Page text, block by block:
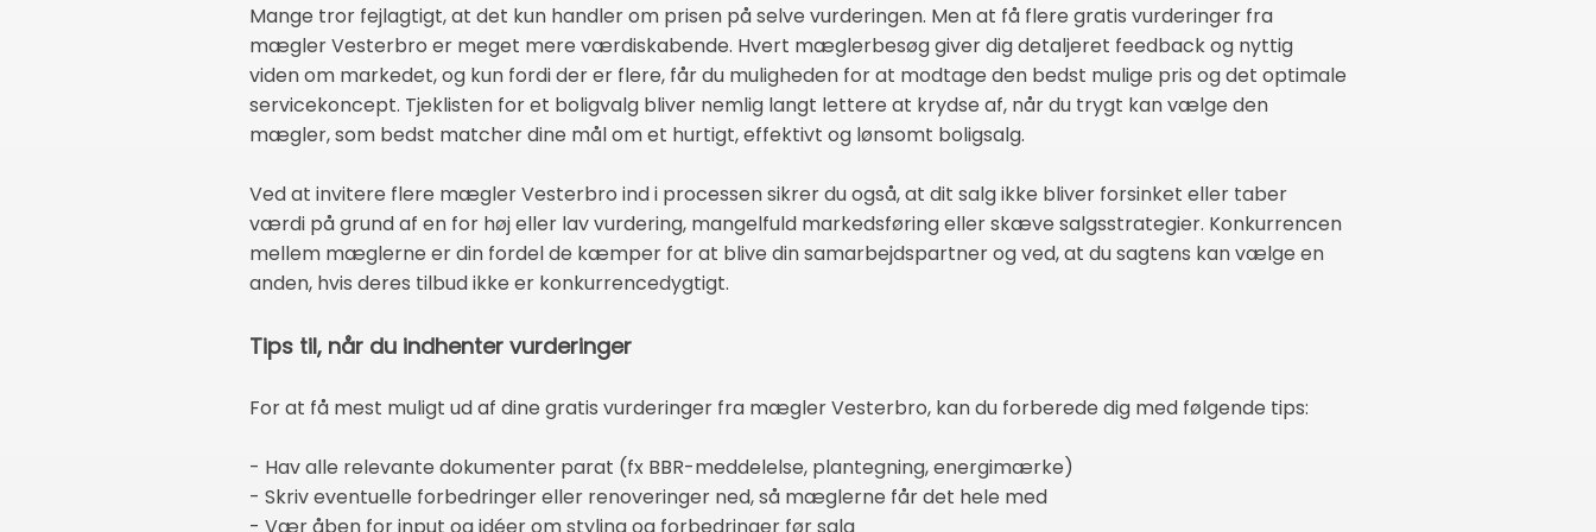
Mange tror fejlagtigt, at det kun handler om prisen på selve vurderingen. Men at få flere gratis vurderinger fra
mægler Vesterbro er meget mere værdiskabende. Hvert mæglerbesøg giver dig detaljeret feedback og nyttig
viden om markedet, og kun fordi der er flere, får du muligheden for at modtage den bedst mulige pris og det optimale
servicekoncept. Tjeklisten for et boligvalg bliver nemlig langt lettere at krydse af, når du trygt kan vælge den
mægler, som bedst matcher dine mål om et hurtigt, effektivt og lønsomt boligsalg.
Ved at invitere flere mægler Vesterbro ind i processen sikrer du også, at dit salg ikke bliver forsinket eller taber
værdi på grund af en for høj eller lav vurdering, mangelfuld markedsføring eller skæve salgsstrategier. Konkurrencen
mellem mæglerne er din fordel de kæmper for at blive din samarbejdspartner og ved, at du sagtens kan vælge en
anden, hvis deres tilbud ikke er konkurrencedygtigt.
Tips til, når du indhenter vurderinger
For at få mest muligt ud af dine gratis vurderinger fra mægler Vesterbro, kan du forberede dig med følgende tips:
- Hav alle relevante dokumenter parat (fx BBR-meddelelse, plantegning, energimærke)
- Skriv eventuelle forbedringer eller renoveringer ned, så mæglerne får det hele med